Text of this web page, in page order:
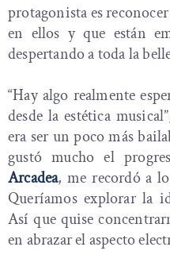
protagonista es
en ellos y que están
despertando a toda la
“Hay algo realmente
desde la estética
era ser un poco más
gustó mucho el
Arcadea, me recordó a
Queríamos explorar la
Así que quise
en abrazar el aspecto